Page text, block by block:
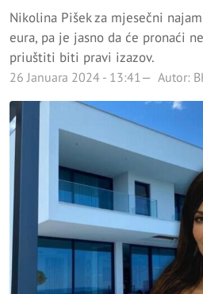
Nikolina Pišek za mjesečni
eura, pa je jasno da će pronaći
priuštiti biti pravi izazov.
26 Januara 2024 - 13:41 Autor: